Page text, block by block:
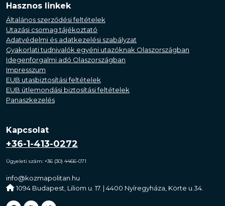
Hasznos linkek
Általános szerződési feltételek
Utazási csomag tájékoztató
Adatvédelmi és adatkezelési szabályzat
Gyakorlati tudnivalók egyéni utazóknak Olaszországban
Idegenforgalmi adó Olaszországban
Impresszum
EUB utasbiztosítási feltételek
EUB útlemondási biztosítási feltételek
Panaszkezelés
Kapcsolat
+36-1-413-0272
Ügyeleti szám: +36 (30) 4466-071
info@kozmapolitan.hu
1094 Budapest, Liliom u. 17. | 4400 Nyíregyháza, Körte u.34.